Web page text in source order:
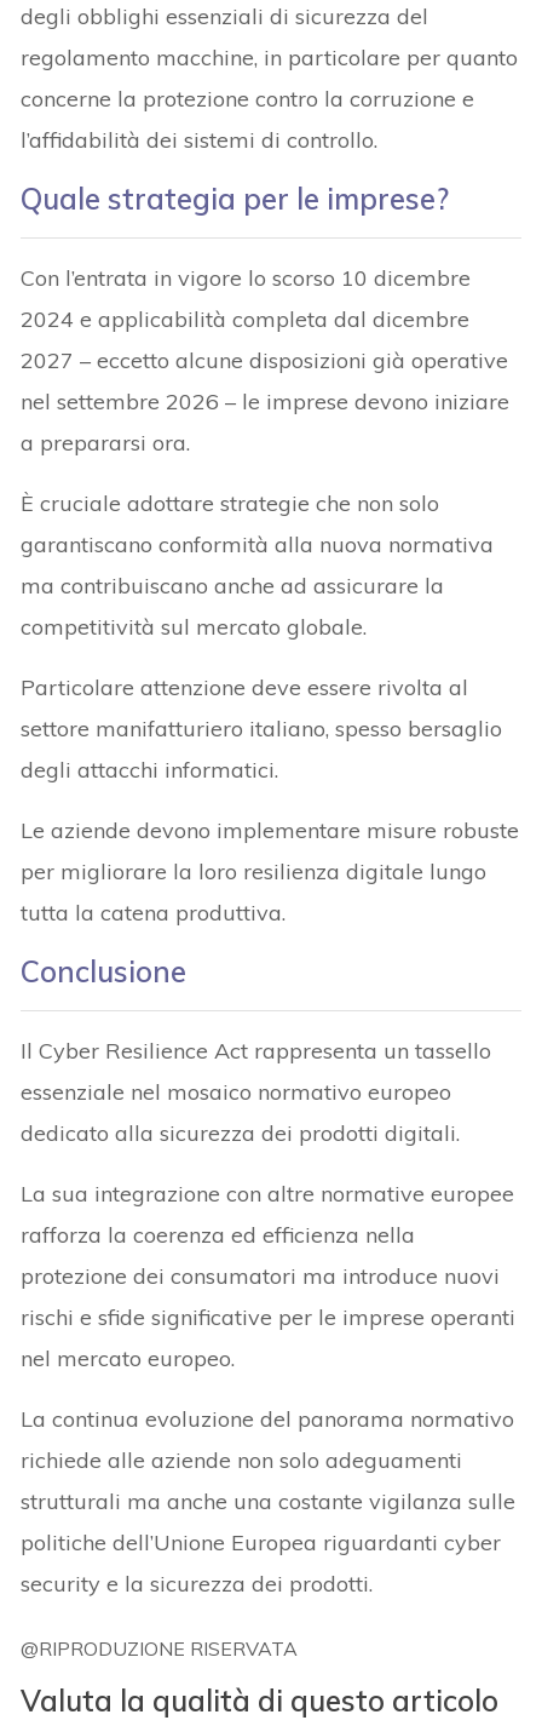
degli obblighi essenziali di sicurezza del
regolamento macchine, in particolare per quanto
concerne la protezione contro la corruzione e
l’affidabilità dei sistemi di controllo.
Quale strategia per le imprese?
Con l’entrata in vigore lo scorso 10 dicembre
2024 e applicabilità completa dal dicembre
2027 – eccetto alcune disposizioni già operative
nel settembre 2026 – le imprese devono iniziare
a prepararsi ora.
È cruciale adottare strategie che non solo
garantiscano conformità alla nuova normativa
ma contribuiscano anche ad assicurare la
competitività sul mercato globale.
Particolare attenzione deve essere rivolta al
settore manifatturiero italiano, spesso bersaglio
degli attacchi informatici.
Le aziende devono implementare misure robuste
per migliorare la loro resilienza digitale lungo
tutta la catena produttiva.
Conclusione
Il Cyber Resilience Act rappresenta un tassello
essenziale nel mosaico normativo europeo
dedicato alla sicurezza dei prodotti digitali.
La sua integrazione con altre normative europee
rafforza la coerenza ed efficienza nella
protezione dei consumatori ma introduce nuovi
rischi e sfide significative per le imprese operanti
nel mercato europeo.
La continua evoluzione del panorama normativo
richiede alle aziende non solo adeguamenti
strutturali ma anche una costante vigilanza sulle
politiche dell’Unione Europea riguardanti cyber
security e la sicurezza dei prodotti.
@RIPRODUZIONE RISERVATA
Valuta la qualità di questo articolo